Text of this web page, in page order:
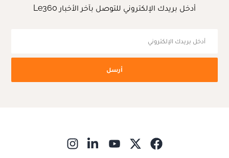
أدخل بريدك الإلكتروني للتوصل بآخر الأخبار Le360
أرسل